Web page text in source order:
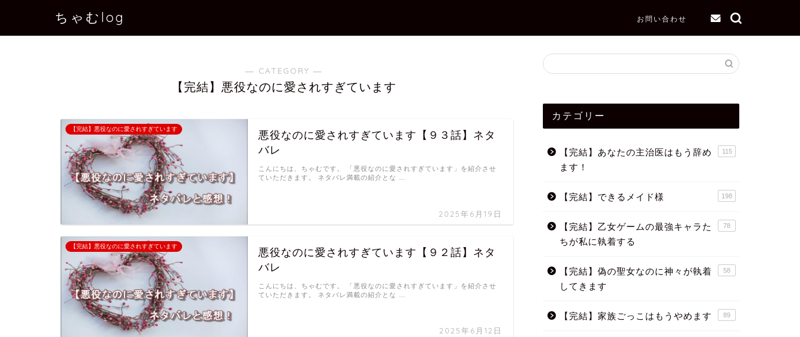
ちゃむlog お問い合わせ
― CATEGORY ―
【完結】悪役なのに愛されすぎています
【完結】悪役なのに愛されすぎています
悪役なのに愛されすぎています【９３話】ネタ
バレ
2025年6月19日
こんにちは、ちゃむです。 「悪役なのに愛されすぎています」を紹介させ
ていただきます。 ネタバレ満載の紹介とな …
【完結】悪役なのに愛されすぎています
悪役なのに愛されすぎています【９２話】ネタ
バレ
2025年6月12日
こんにちは、ちゃむです。 「悪役なのに愛されすぎています」を紹介させ
ていただきます。 ネタバレ満載の紹介とな …
カテゴリー
【完結】あなたの主治医はもう辞め
ます！
115
【完結】できるメイド様 198
【完結】乙女ゲームの最強キャラた
ちが私に執着する
78
【完結】偽の聖女なのに神々が執着
してきます
58
【完結】家族ごっこはもうやめます 89